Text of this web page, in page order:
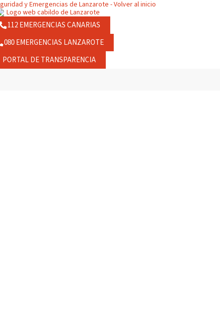
112 EMERGENCIAS CANARIAS
080 EMERGENCIAS LANZAROTE
PORTAL DE TRANSPARENCIA